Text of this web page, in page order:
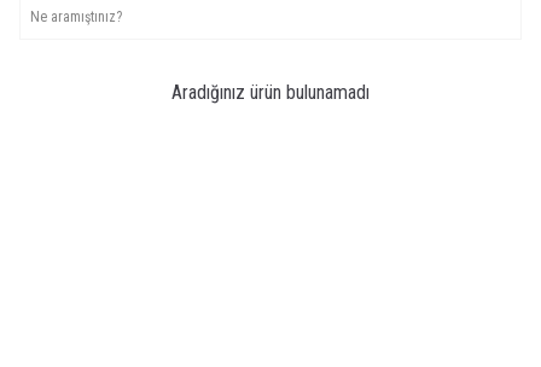
Aradığınız ürün bulunamadı